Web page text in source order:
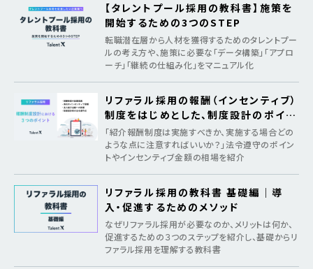
【タレントプール採用の教科書】施策を
開始するための3つのSTEP
転職潜在層から人材を獲得するためのタレントプー
ルの考え方や、施策に必要な「データ構築」「アプロ
ーチ」「継続の仕組み化」をマニュアル化
リファラル採用の報酬（インセンティブ）
制度をはじめとした、制度設計のポイン
ト
「紹介報酬制度は実施すべきか、実施する場合どの
ような点に注意すればいいか？」法令遵守のポイン
トやインセンティブ金額の相場を紹介
リファラル採用の教科書 基礎編｜導
入・促進するためのメソッド
なぜリファラル採用が必要なのか、メリットは何か、
促進するための３つのステップを紹介し、基礎からリ
ファラル採用を理解する教科書